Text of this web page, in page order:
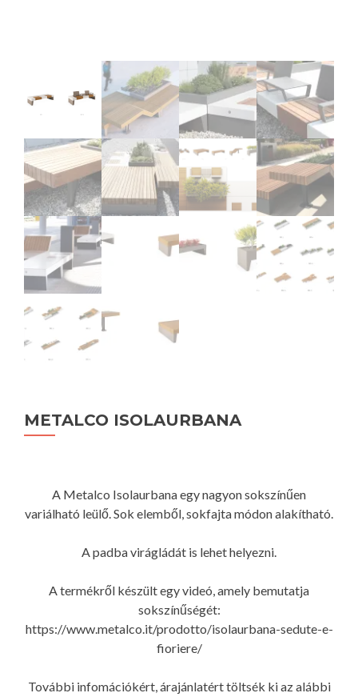
METALCO ISOLAURBANA
A Metalco Isolaurbana egy nagyon sokszínűen
variálható leülő. Sok elemből, sokfajta módon alakítható.
A padba virágládát is lehet helyezni.
A termékről készült egy videó, amely bemutatja
sokszínűségét:
https://www.metalco.it/prodotto/isolaurbana-sedute-e-
fioriere/
További infomációkért, árajánlatért töltsék ki az alábbi